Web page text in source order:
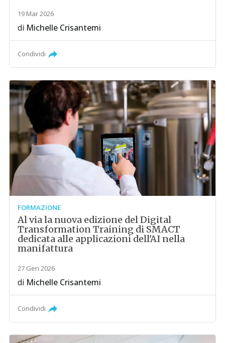
19 Mar 2026
di Michelle Crisantemi
Condividi
FORMAZIONE
Al via la nuova edizione del Digital
Transformation Training di SMACT
dedicata alle applicazioni dell'AI nella
manifattura
27 Gen 2026
di Michelle Crisantemi
Condividi